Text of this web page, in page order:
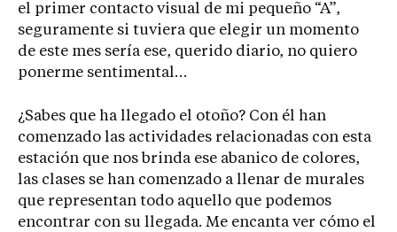
el primer contacto visual de mi pequeño “A”,
seguramente si tuviera que elegir un momento
de este mes sería ese, querido diario, no quiero
ponerme sentimental…
¿Sabes que ha llegado el otoño? Con él han
comenzado las actividades relacionadas con esta
estación que nos brinda ese abanico de colores,
las clases se han comenzado a llenar de murales
que representan todo aquello que podemos
encontrar con su llegada. Me encanta ver cómo el